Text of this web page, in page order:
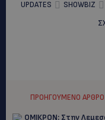
UPDATES SHOWBIZ
ΠΡΟΗΓΟΎΜΕΝΟ ΆΡΘΡΟ